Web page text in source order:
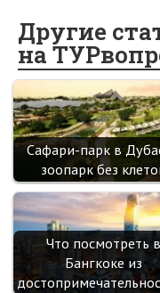
o
o
k
Другие
на
Сафари-парк в
зоопарк без
Что посмотреть в
Бангкоке из